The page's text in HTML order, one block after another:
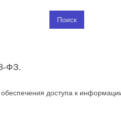
ФЗ.
доступа к